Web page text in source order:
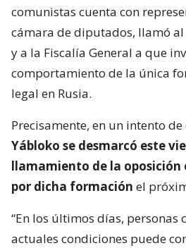
comunistas cuenta con
cámara de diputados, llamó
y a la Fiscalía General a que
comportamiento de la única
legal en Rusia.
Precisamente, en un intento
Yábloko se desmarcó este
llamamiento de la oposición
por dicha formación el
“En los últimos días, personas
actuales condiciones puede